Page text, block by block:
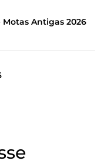
Antigas 2026